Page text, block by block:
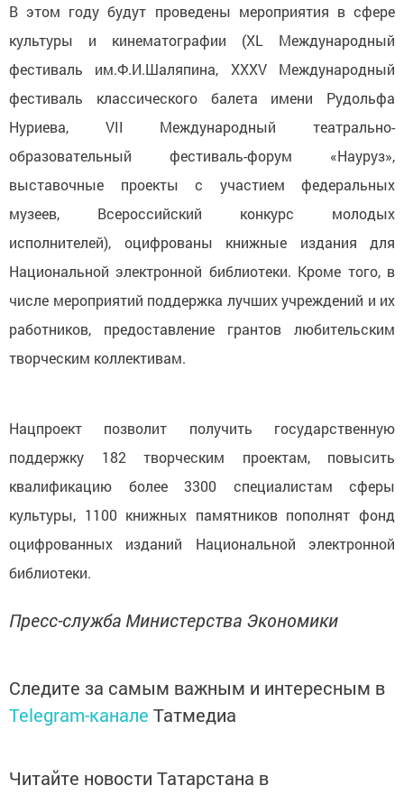
В этом году будут проведены мероприятия в сфере
культуры и кинематографии (XL Международный
фестиваль им.Ф.И.Шаляпина, XXXV Международный
фестиваль классического балета имени Рудольфа
Нуриева, VII Международный театрально-
образовательный фестиваль-форум «Науруз»,
выставочные проекты с участием федеральных
музеев, Всероссийский конкурс молодых
исполнителей), оцифрованы книжные издания для
Национальной электронной библиотеки. Кроме того, в
числе мероприятий поддержка лучших учреждений и их
работников, предоставление грантов любительским
творческим коллективам.
Нацпроект позволит получить государственную
поддержку 182 творческим проектам, повысить
квалификацию более 3300 специалистам сферы
культуры, 1100 книжных памятников пополнят фонд
оцифрованных изданий Национальной электронной
библиотеки.
Пресс-служба Министерства Экономики
Следите за самым важным и интересным в
Telegram-канале Татмедиа
Читайте новости Татарстана в